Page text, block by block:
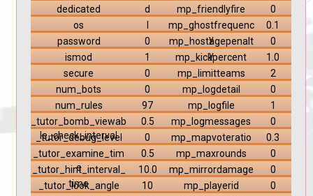
dedicated
d
os
password
0
ismod
1
secure
0
num_bots
0
num_rules
97
_tutor_bomb_viewab
le_check_interval
0.5
_tutor_debug_level
0
_tutor_examine_tim
e
0.5
_tutor_hint_interval_
time
10.0
_tutor_look_angle
10
mp_friendlyfire
0
mp_ghostfrequenc
y
0.1
mp_hostagepenalt
y
0
mp_kickpercent
1.0
mp_limitteams
2
mp_logdetail
0
mp_logfile
1
mp_logmessages
0
mp_mapvoteratio
0.3
mp_maxrounds
0
mp_mirrordamage
0
mp_playerid
0